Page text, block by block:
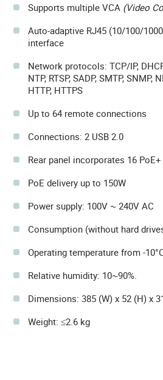
Supports multiple VCA (Video
Auto-adaptive RJ45 (10/100/
interface
Network protocols: TCP/IP,
NTP, RTSP, SADP, SMTP, SNMP,
HTTP, HTTPS
Up to 64 remote connections
Connections: 2 USB 2.0
Rear panel incorporates 16
PoE delivery up to 150W
Power supply: 100V ~ 240V AC
Consumption (without hard
Operating temperature from -
Relative humidity: 10~90%.
Dimensions: 385 (W) x 52 (H) x
Weight: ≤2.6 kg